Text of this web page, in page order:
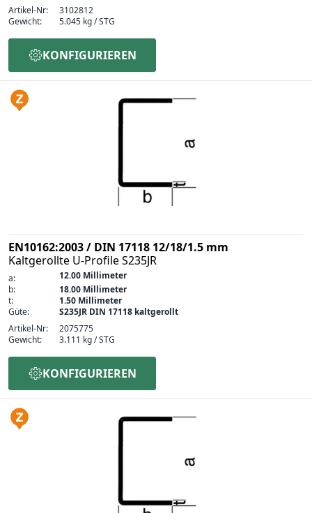
Artikel-Nr:
3102812
Gewicht:
5.045 kg / STG
KONFIGURIEREN
EN10162:2003 / DIN 17118 12/18/1.5 mm
Kaltgerollte U-Profile S235JR
a:
12.00 Millimeter
b:
18.00 Millimeter
t:
1.50 Millimeter
Güte:
S235JR DIN 17118 kaltgerollt
Artikel-Nr:
2075775
Gewicht:
3.111 kg / STG
KONFIGURIEREN